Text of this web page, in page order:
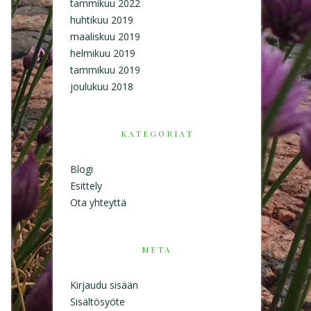
tammikuu 2022
huhtikuu 2019
maaliskuu 2019
helmikuu 2019
tammikuu 2019
joulukuu 2018
KATEGORIAT
Blogi
Esittely
Ota yhteyttä
META
Kirjaudu sisään
Sisältösyöte